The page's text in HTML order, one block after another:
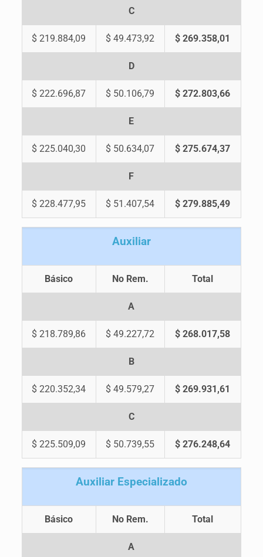
C
$ 219.884,09 $ 49.473,92 $ 269.358,01
D
$ 222.696,87 $ 50.106,79 $ 272.803,66
E
$ 225.040,30 $ 50.634,07 $ 275.674,37
F
$ 228.477,95 $ 51.407,54 $ 279.885,49
Auxiliar
Básico No Rem. Total
A
$ 218.789,86 $ 49.227,72 $ 268.017,58
B
$ 220.352,34 $ 49.579,27 $ 269.931,61
C
$ 225.509,09 $ 50.739,55 $ 276.248,64
Auxiliar Especializado
Básico No Rem. Total
A